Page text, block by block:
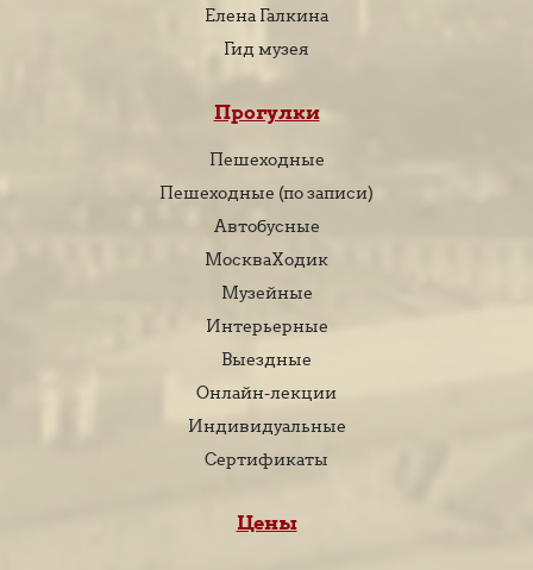
Елена Галкина
Гид музея
Прогулки
Пешеходные
Пешеходные (по записи)
Автобусные
МоскваХодик
Музейные
Интерьерные
Выездные
Онлайн-лекции
Индивидуальные
Сертификаты
Цены